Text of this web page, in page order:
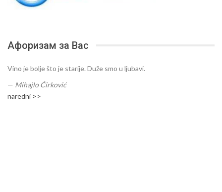
Афоризам за Вас
Vino je bolje što je starije. Duže smo u ljubavi.
— Mihajlo Ćirković
naredni >>